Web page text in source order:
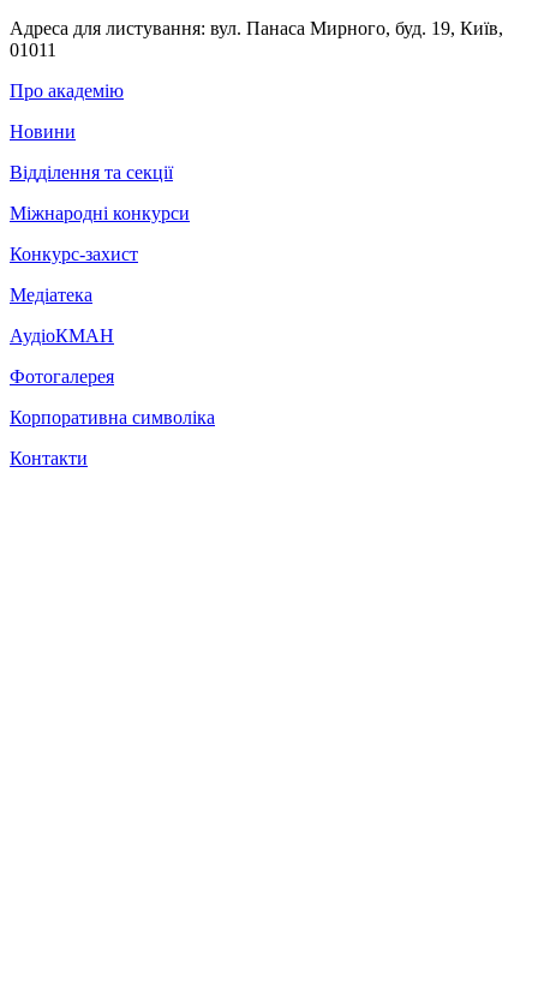
Адреса для листування: вул. Панаса Мирного, буд. 19, Київ,
01011
Про академію
Новини
Відділення та секції
Міжнародні конкурси
Конкурс-захист
Медіатека
АудіоКМАН
Фотогалерея
Корпоративна символіка
Контакти